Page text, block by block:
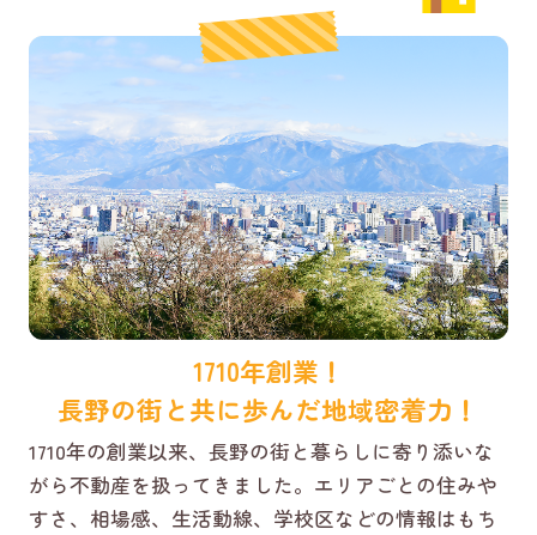
1710年創業！
長野の街と共に歩んだ地域密着力！
1710年の創業以来、長野の街と暮らしに寄り添いな
がら不動産を扱ってきました。エリアごとの住みや
すさ、相場感、生活動線、学校区などの情報はもち